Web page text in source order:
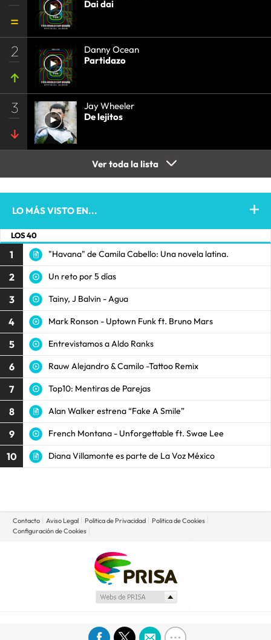
Dai dai
2
Danny Ocean
Partidazo
3
Jay Wheeler
De lejitos
Ver toda la lista
LO MÁS VISTO EN...
LOS 40
1 "Havana" de Camila Cabello: Una novela latina.
2 Un reto por 5 días
3 Tainy, J Balvin - Agua
4 Mark Ronson - Uptown Funk ft. Bruno Mars
5 Entrevistamos a Aldo Ranks
6 Rauw Alejandro & Camilo -Tattoo Remix
7 Top10: Mentiras de Parejas
8 Alan Walker estrena “Fake A Smile”
9 French Montana - Unforgettable ft. Swae Lee
10 Diana Villamonte es parte de La Voz México
Contacto Aviso Legal Politica de Privacidad
Politica de Cookies
Configuración de Cookies